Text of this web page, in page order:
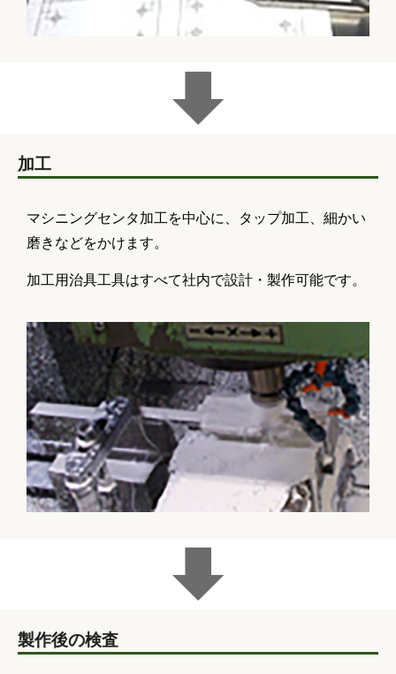
加工
マシニングセンタ加工を中心に、タップ加工、細かい
磨きなどをかけます。
加工用治具工具はすべて社内で設計・製作可能です。
製作後の検査